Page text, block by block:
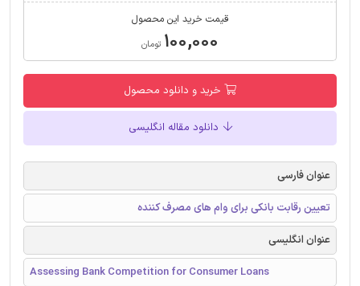
قیمت خرید این محصول
۱۰۰,۰۰۰ تومان
خرید و دانلود محصول
دانلود مقاله انگلیسی
عنوان فارسی
تعیین رقابت بانکی برای وام های مصرف کننده
عنوان انگلیسی
Assessing Bank Competition for Consumer Loans